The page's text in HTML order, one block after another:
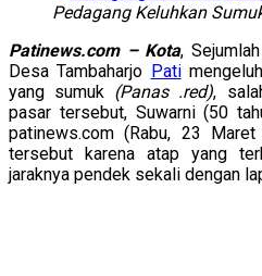
Pedagang Keluhkan
Patinews.com – Kota,
Desa Tambaharjo Pati
yang sumuk (Panas .red),
pasar tersebut, Suwarni (50
patinews.com (Rabu, 23
tersebut karena atap yang
jaraknya pendek sekali dengan